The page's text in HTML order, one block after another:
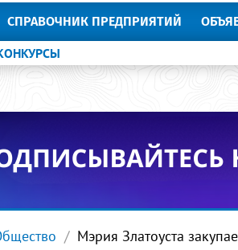
СПРАВОЧНИК ПРЕДПРИЯТИЙ
Мэрия Златоуста